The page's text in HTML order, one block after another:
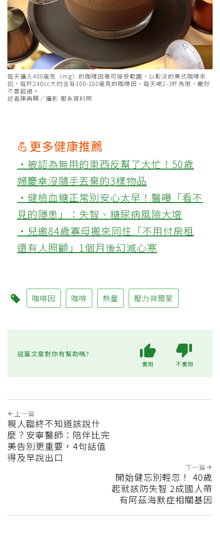
每天攝入400毫克（mg）的咖啡因是可接受範圍，以較淡的美式咖啡來
說，每杯240cc大約含有100-180毫克的咖啡因，每天喝2-3杯為限，最好
不要超過。
記者陳再興／攝影 報系資料照
💪更多健康推薦
‧被認為無用的東西反幫了大忙！50歲
婦慶幸沒隨手丟棄的3樣物品
‧健檢血糖正常別安心太早！醫曝「看不
見的隱患」：失智、糖尿病風險大增
‧兒邀84歲寡母搬來同住「不用付房租
還有人照顧」1個月後幻滅心寒
咖啡因 咖啡 熱量 壓力荷爾蒙
這篇文章對你有幫助嗎?
實用 不實用
上一篇
親人臨終不知道該說什
麼？安寧醫師：陪伴比完
美告別更重要，4句話值
得及早說出口
下一篇
開始健忘別輕忽！ 40歲
起就該防失智 2成國人帶
有阿茲海默症相關基因